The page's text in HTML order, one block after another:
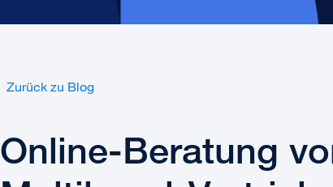
Zurück zu Blog
Online-Beratung